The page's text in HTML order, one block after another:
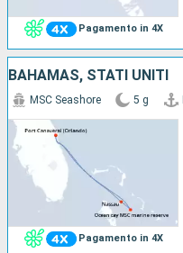
Pagamento in 4X
BAHAMAS, STATI UNITI
Pagamento in 4X
MSC Seashore 5 g